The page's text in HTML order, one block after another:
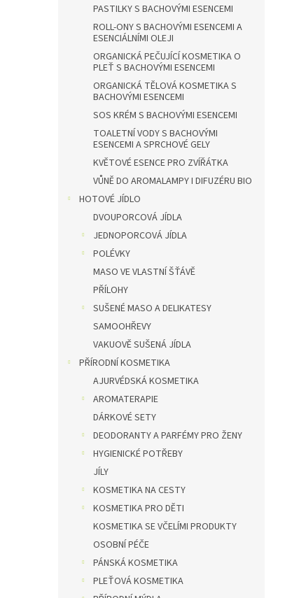
PASTILKY S BACHOVÝMI ESENCEMI
ROLL-ONY S BACHOVÝMI ESENCEMI A
ESENCIÁLNÍMI OLEJI
ORGANICKÁ PEČUJÍCÍ KOSMETIKA O
PLEŤ S BACHOVÝMI ESENCEMI
ORGANICKÁ TĚLOVÁ KOSMETIKA S
BACHOVÝMI ESENCEMI
SOS KRÉM S BACHOVÝMI ESENCEMI
TOALETNÍ VODY S BACHOVÝMI
ESENCEMI A SPRCHOVÉ GELY
KVĚTOVÉ ESENCE PRO ZVÍŘÁTKA
VŮNĚ DO AROMALAMPY I DIFUZÉRU BIO
HOTOVÉ JÍDLO
DVOUPORCOVÁ JÍDLA
JEDNOPORCOVÁ JÍDLA
POLÉVKY
MASO VE VLASTNÍ ŠŤÁVĚ
PŘÍLOHY
SUŠENÉ MASO A DELIKATESY
SAMOOHŘEVY
VAKUOVĚ SUŠENÁ JÍDLA
PŘÍRODNÍ KOSMETIKA
AJURVÉDSKÁ KOSMETIKA
AROMATERAPIE
DÁRKOVÉ SETY
DEODORANTY A PARFÉMY PRO ŽENY
HYGIENICKÉ POTŘEBY
JÍLY
KOSMETIKA NA CESTY
KOSMETIKA PRO DĚTI
KOSMETIKA SE VČELÍMI PRODUKTY
OSOBNÍ PÉČE
PÁNSKÁ KOSMETIKA
PLEŤOVÁ KOSMETIKA